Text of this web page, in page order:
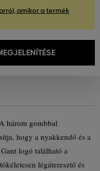
amikor a termék
három gombbal
hogy a nyakkendő és a
logó található a
légáteresztő és